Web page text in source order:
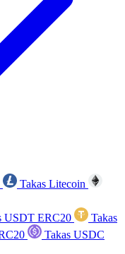
Takas Litecoin
USDT ERC20
Takas
Takas USDC